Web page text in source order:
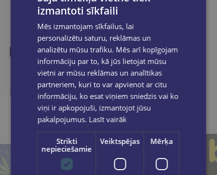
Līdzīgas preces
Ieskaties, varbūt noder
izmantoti sīkfaili
Mēs izmantojam sīkfailus, lai
personalizētu saturu, reklāmas un
analizētu mūsu trafiku. Mēs arī kopīgojam
informāciju par to, kā jūs lietojat mūsu
vietni ar mūsu reklāmas un analītikas
partneriem, kuri to var apvienot ar citu
informāciju, ko esat viņiem sniedzis vai ko
viņi ir apkopojuši, izmantojot jūsu
pakalpojumus. Lasīt vairāk
Strikti
nepieciešamie
Veiktspējas Mērķa